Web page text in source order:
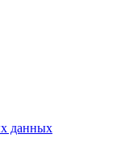
данных